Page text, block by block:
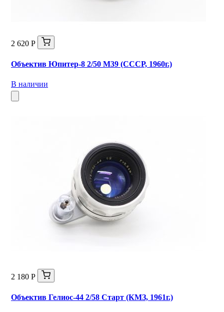
2 620 Р
Объектив Юпитер-8 2/50 М39 (СССР, 1960г.)
В наличии
2 180 Р
Объектив Гелиос-44 2/58 Старт (КМЗ, 1961г.)